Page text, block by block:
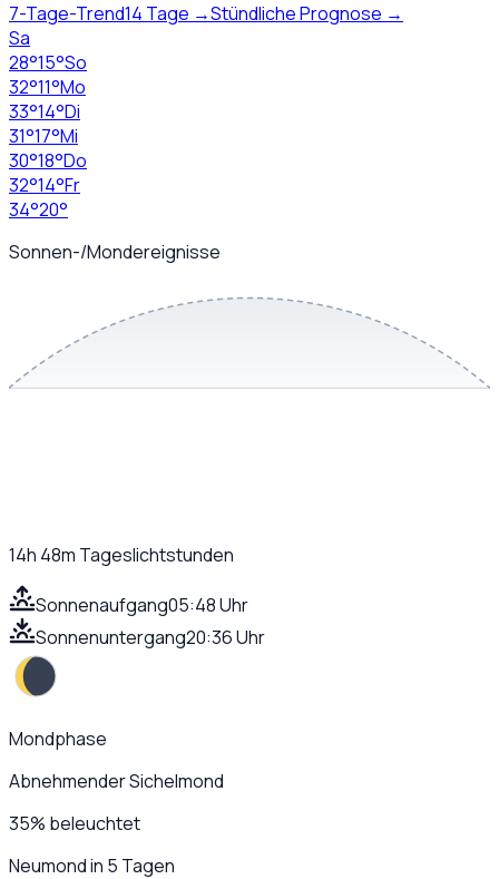
7-Tage-Trend14 Tage →Stündliche Prognose →
Sa
28°15°So
32°11°Mo
33°14°Di
31°17°Mi
30°18°Do
32°14°Fr
34°20°
Sonnen-/Mondereignisse
14h 48m Tageslichtstunden
Sonnenaufgang05:48 Uhr
Sonnenuntergang20:36 Uhr
Mondphase
Abnehmender Sichelmond
35% beleuchtet
Neumond in 5 Tagen